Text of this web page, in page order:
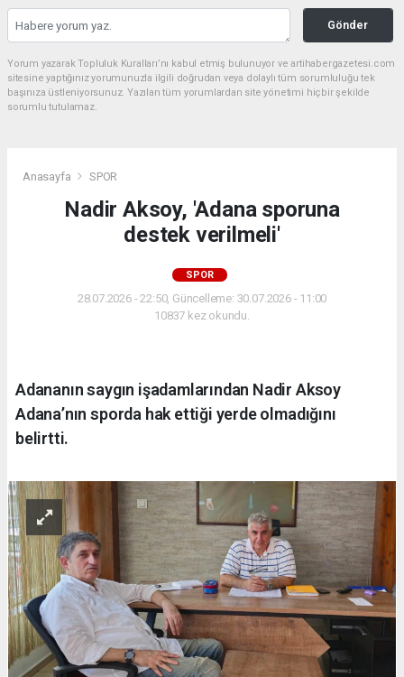
Gönder
Yorum yazarak Topluluk Kuralları’nı kabul etmiş bulunuyor ve artihabergazetesi.com
sitesine yaptığınız yorumunuzla ilgili doğrudan veya dolaylı tüm sorumluluğu tek
başınıza üstleniyorsunuz. Yazılan tüm yorumlardan site yönetimi hiçbir şekilde
sorumlu tutulamaz.
Anasayfa SPOR
Nadir Aksoy, 'Adana sporuna
destek verilmeli'
SPOR
28.07.2026 - 22:50, Güncelleme: 30.07.2026 - 11:00
10837 kez okundu.
Adananın saygın işadamlarından Nadir Aksoy
Adana’nın sporda hak ettiği yerde olmadığını
belirtti.